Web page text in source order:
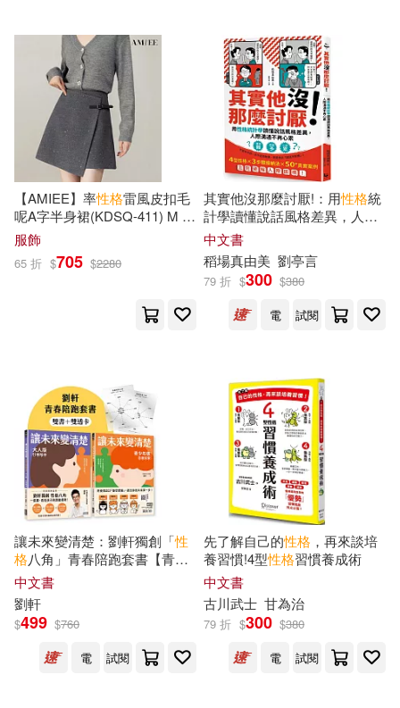
プレステージ出版(66)
GLAY’z(65)
アリスJAPAN電子書籍写真集(65)
世一編輯部(65) 阿瑛(65)
全國一級建造師執業資格考試試題
分析小組(64)
otuko(63)
（美）卡耐基(63)
アリスJAPAN公式E-book(62)
御巫桃也(62)
醫師資格考試指導用書專家編寫組
編寫(61)
究中心(60)
遠流(401)
知識產權出版社(399)
人民軍醫出版社(394)
中國水利水電出版社(390)
河南科學技術出版社(378)
重慶出版社(376)
湖北美術出版社(370)
武漢大學出版社(366)
外語教學與研究出版社(359)
【AMIEE】率性格雷風皮扣毛
呢A字半身裙(KDSQ-411) M 灰
色
服飾
65 折 $705 $2280
其實他沒那麼討厭!：用性格統
計學讀懂說話風格差異，人際
溝通不再心累
中文書
稻場真由美 劉亭言
79 折 $300 $380
電
試閱
讓未來變清楚：劉軒獨創「性
格八角」青春陪跑套書【青少
年版vs.大人版】
中文書
劉軒
$499 $760
電
試閱
先了解自己的性格 ，再來談培
養習慣!4型性格習慣養成術
中文書
古川武士 甘為治
79 折 $300 $380
電
試閱